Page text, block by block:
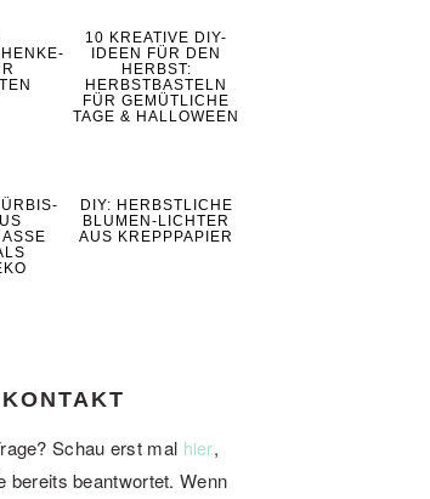
10 KREATIVE DIY-
IDEEN FÜR DEN
HERBST:
HERBSTBASTELN
FÜR GEMÜTLICHE
TAGE & HALLOWEEN
DIY: HERBSTLICHE
BLUMEN-LICHTER
AUS KREPPPAPIER
KONTAKT
Schau erst mal hier,
bereits beantwortet. Wenn